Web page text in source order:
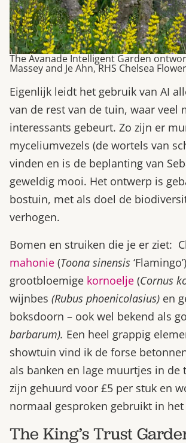
The Avanade Intelligent Garden
Massey and Je Ahn, RHS Chelsea
Eigenlijk leidt het gebruik van AI
van de rest van de tuin, waar veel
interessants gebeurt. Zo zijn er
myceliumvezels (de wortels van
vinden en is de beplanting van
geweldig mooi. Het ontwerp is
bostuin, met als doel de
verhogen.
Bomen en struiken die je er ziet:
mahonie (Toona sinensis
grootbloemige kornoelje (Cornus
wijnbes (Rubus phoenicolasius) en
boksdoorn – ook wel bekend als
barbarum). Een heel grappig
showtuin vind ik de forse
als banken en lage muurtjes in de
zijn gehuurd voor £5 per stuk en
normaal gesproken gebruikt in het
The King’s Trust